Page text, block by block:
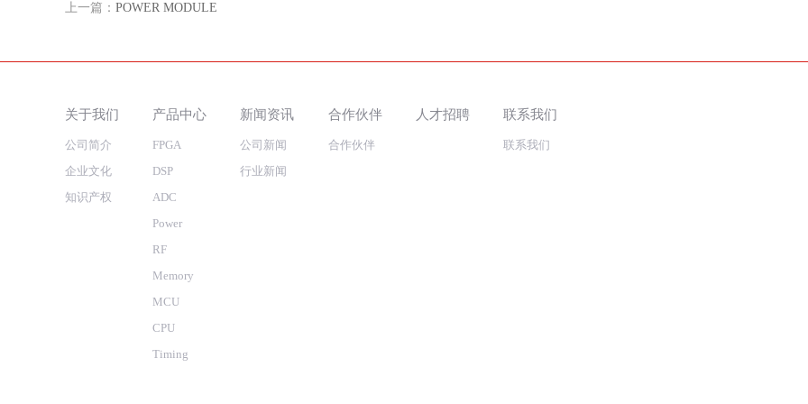
上一篇： POWER MODULE
关于我们
公司简介
企业文化
知识产权
产品中心
FPGA
DSP
ADC
Power
RF
Memory
MCU
CPU
Timing
新闻资讯
公司新闻
行业新闻
合作伙伴
合作伙伴
人才招聘 联系我们
联系我们